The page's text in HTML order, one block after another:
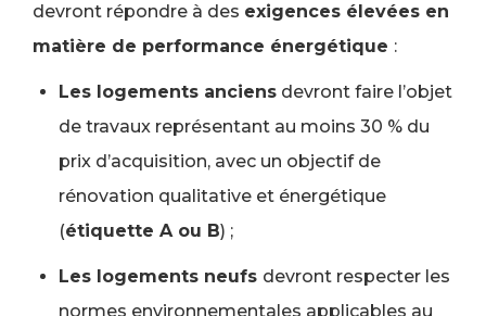
devront répondre à des exigences élevées en
matière de performance énergétique :
Les logements anciens devront faire l’objet
de travaux représentant au moins 30 % du
prix d’acquisition, avec un objectif de
rénovation qualitative et énergétique
(étiquette A ou B) ;
Les logements neufs devront respecter les
normes environnementales applicables au